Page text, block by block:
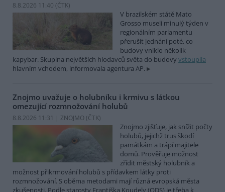
8.8.2026 11:40 (ČTK)
V brazilském státě Mato
Grosso museli minulý týden v
regionálním parlamentu
přerušit jednání poté, co
budovy vniklo několik
kapybar. Skupina největších hlodavců světa do budovy vstoupila
hlavním vchodem, informovala agentura AP.
Znojmo uvažuje o holubníku i krmivu s látkou
omezující rozmnožování holubů
8.8.2026 11:31 | ZNOJMO (ČTK)
Znojmo zjišťuje, jak snížit počty
holubů, jejichž trus škodí
památkám a trápí majitele
domů. Prověřuje možnost
zřídit městský holubník a
možnost přikrmování holubů s přídavkem látky proti
rozmnožování. S oběma metodami mají různá evropská města
zkušenosti. Podle starosty Františka Koudely (ODS) je třeba k